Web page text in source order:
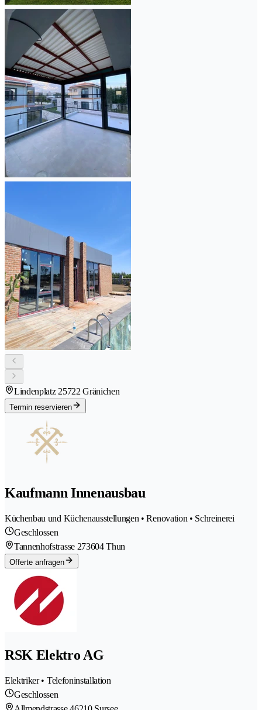
Lindenplatz 25722 Gränichen
Termin reservieren
Kaufmann Innenausbau
Küchenbau und Küchenausstellungen • Renovation • Schreinerei
Geschlossen
Tannenhofstrasse 273604 Thun
Offerte anfragen
RSK Elektro AG
Elektriker • Telefoninstallation
Geschlossen